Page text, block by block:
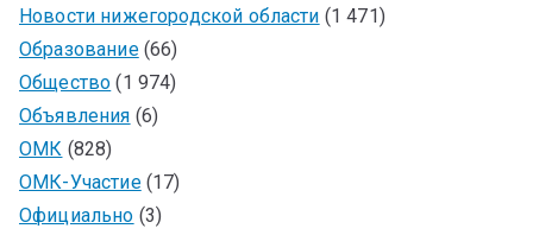
Новости нижегородской области (1 471)
Образование(66)
Общество (1 974)
Объявления (6)
ОМК (828)
ОМК-Участие(17)
Официально (3)